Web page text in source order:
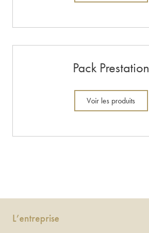
Pack Prestation
Voir les produits
L’entreprise